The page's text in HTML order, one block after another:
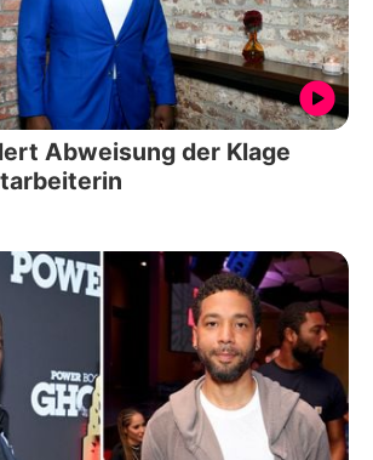
Abweisung der Klage